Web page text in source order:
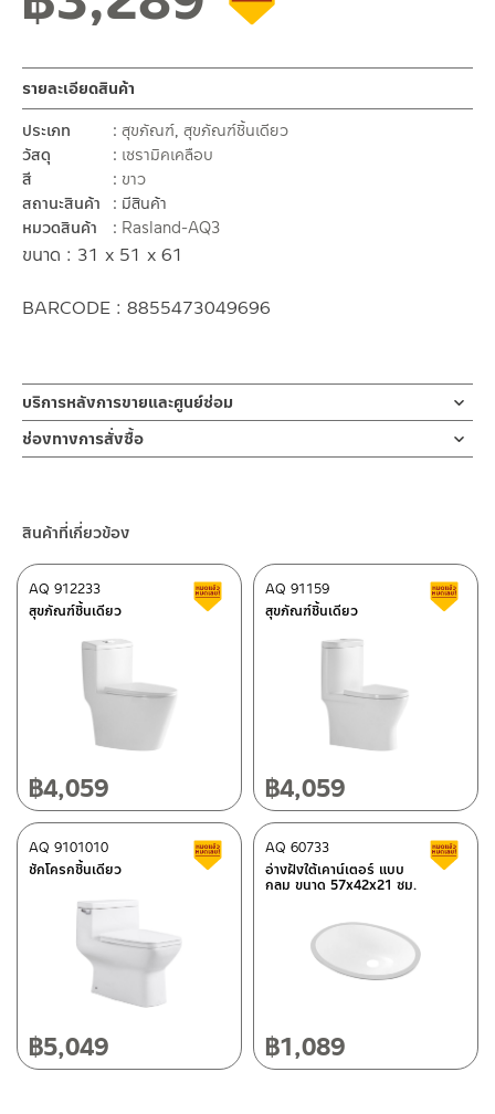
รายละเอียดสินค้า
ประเภท
สุขภัณฑ์, สุขภัณฑ์ชิ้นเดียว
วัสดุ
เซรามิคเคลือบ
สี
ขาว
สถานะสินค้า
มีสินค้า
หมวดสินค้า
Rasland-AQ3
ขนาด : 31 x 51 x 61
BARCODE : 8855473049696
บริการหลังการขายและศูนย์ซ่อม
ช่องทางออนไลน์
– Email: contact@charnpaiboon.com
ศูนย์บริการและอะไหล่ กรุงเทพฯ
662/61-62 ถนน พระราม3 แขวงบางโพงพาง เขตยานนาวา กรุงเทพฯ
โทร: 02-358-0080 / 080-075-8668 / 091-545-0556
ศูนย์บริการและอะไหล่ เชียงใหม่
118/33 โครงการอรสิริน ม.8 ต.สันปูเลย อ.ดอยสะเก็ด เชียงใหม่
โทร: 080-075-2626
วันและเวลาทำการ
วันจันทร์ – วันศุกร์ เวลา 8:30-17:30 น.
วันเสาร์ เวลา 8:30-15:00 น.
ช่องทางการสั่งซื้อ
– Shopee
–Lazada
ติดต่อพนักงานขาย / Contact Sales Staff
@charnpaiboon.sales
ติดต่อ ชาญไพบูลย์ / Contact Us คลิกที่นี่
สินค้าที่เกี่ยวข้อง
สุขภัณฑ์ชิ้นเดียว
AQ 912233 สินค้าลดราคา เคลียร์สต็อก
฿4,059
สุขภัณฑ์ชิ้นเดียว
AQ 91159
฿4,059
ชักโครกชิ้นเดียว
AQ 9101010 สินค้าลดราคา เคลียร์สต็อก
฿5,049
อ่างฝังใต้เคาน์เตอร์ แบบ
กลม ขนาด 57x42x21 ซม.
AQ 60733
฿1,089